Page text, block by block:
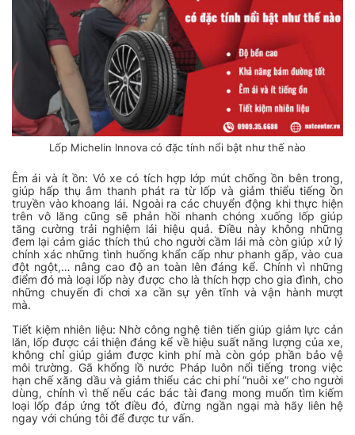
Lốp Michelin Innova có đặc tính nổi bật như thế nào
Êm ái và ít ồn: Vỏ xe có tích hợp lớp mút chống ồn bên trong,
giúp hấp thụ âm thanh phát ra từ lốp và giảm thiểu tiếng ồn
truyền vào khoang lái. Ngoài ra các chuyển động khi thực hiện
trên vô lăng cũng sẽ phản hồi nhanh chóng xuống lốp giúp
tăng cường trải nghiệm lái hiệu quả. Điều này không những
đem lại cảm giác thích thú cho người cầm lái mà còn giúp xử lý
chính xác những tình huống khẩn cấp như phanh gấp, vào cua
đột ngột,… nâng cao độ an toàn lên đáng kể. Chính vì những
điểm đó mà loại lốp này được cho là thích hợp cho gia đình, cho
những chuyến đi chơi xa cần sự yên tĩnh và vận hành mượt
mà.
Tiết kiệm nhiên liệu: Nhờ công nghệ tiên tiến giúp giảm lực cản
lăn, lốp được cải thiện đáng kể về hiệu suất năng lượng của xe,
không chỉ giúp giảm được kinh phí mà còn góp phần bảo vệ
môi trường. Gã khổng lồ nước Pháp luôn nổi tiếng trong việc
hạn chế xăng dầu và giảm thiểu các chi phí “nuôi xe” cho người
dùng, chính vì thế nếu các bác tài đang mong muốn tìm kiếm
loại lốp đáp ứng tốt điều đó, đừng ngần ngại mà hãy liên hệ
ngay với chúng tôi để được tư vấn.